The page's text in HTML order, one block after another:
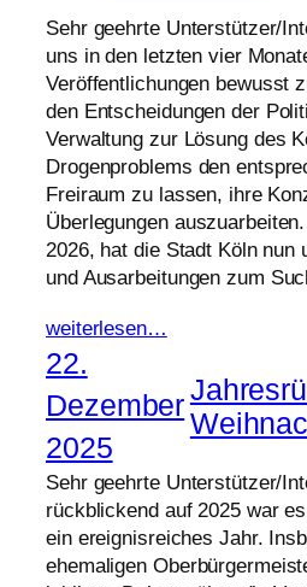
Sehr geehrte Unterstützer/
uns in den letzten vier
Veröffentlichungen bewusst
den Entscheidungen der
Verwaltung zur Lösung des
Drogenproblems den
Freiraum zu lassen, ihre
Überlegungen
2026, hat die Stadt Köln nun
und Ausarbeitungen zum
weiterlesen…
22.
Dezember
2025
Sehr geehrte Unterstützer/
rückblickend auf 2025 war
ein ereignisreiches Jahr.
ehemaligen